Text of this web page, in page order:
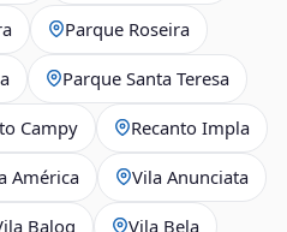
Parque Roseira
Parque Santa Teresa
Campy Recanto Impla
América Vila Anunciata
Balog Vila Bela